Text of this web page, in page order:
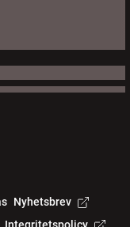
Nyhetsbrev